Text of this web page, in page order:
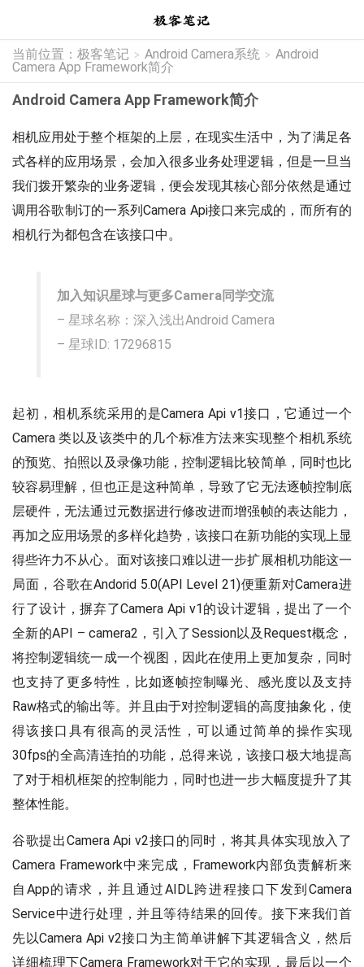
当前位置： 极客笔记 > Android Camera系统 > Android
Camera App Framework简介
Android Camera App Framework简介
相机应用处于整个框架的上层，在现实生活中，为了满足各
式各样的应用场景，会加入很多业务处理逻辑，但是一旦当
我们拨开繁杂的业务逻辑，便会发现其核心部分依然是通过
调用谷歌制订的一系列Camera Api接口来完成的，而所有的
相机行为都包含在该接口中。
加入知识星球与更多Camera同学交流
– 星球名称：深入浅出Android Camera
– 星球ID: 17296815
起初，相机系统采用的是Camera Api v1接口，它通过一个
Camera 类以及该类中的几个标准方法来实现整个相机系统
的预览、拍照以及录像功能，控制逻辑比较简单，同时也比
较容易理解，但也正是这种简单，导致了它无法逐帧控制底
层硬件，无法通过元数据进行修改进而增强帧的表达能力，
再加之应用场景的多样化趋势，该接口在新功能的实现上显
得些许力不从心。面对该接口难以进一步扩展相机功能这一
局面，谷歌在Andorid 5.0(API Level 21)便重新对Camera进
行了设计，摒弃了Camera Api v1的设计逻辑，提出了一个
全新的API – camera2，引入了Session以及Request概念，
将控制逻辑统一成一个视图，因此在使用上更加复杂，同时
也支持了更多特性，比如逐帧控制曝光、感光度以及支持
Raw格式的输出等。并且由于对控制逻辑的高度抽象化，使
得该接口具有很高的灵活性，可以通过简单的操作实现
30fps的全高清连拍的功能，总得来说，该接口极大地提高
了对于相机框架的控制能力，同时也进一步大幅度提升了其
整体性能。
谷歌提出Camera Api v2接口的同时，将其具体实现放入了
Camera Framework中来完成，Framework内部负责解析来
自App的请求，并且通过AIDL跨进程接口下发到Camera
Service中进行处理，并且等待结果的回传。接下来我们首
先以Camera Api v2接口为主简单讲解下其逻辑含义，然后
详细梳理下Camera Framework对于它的实现，最后以一个